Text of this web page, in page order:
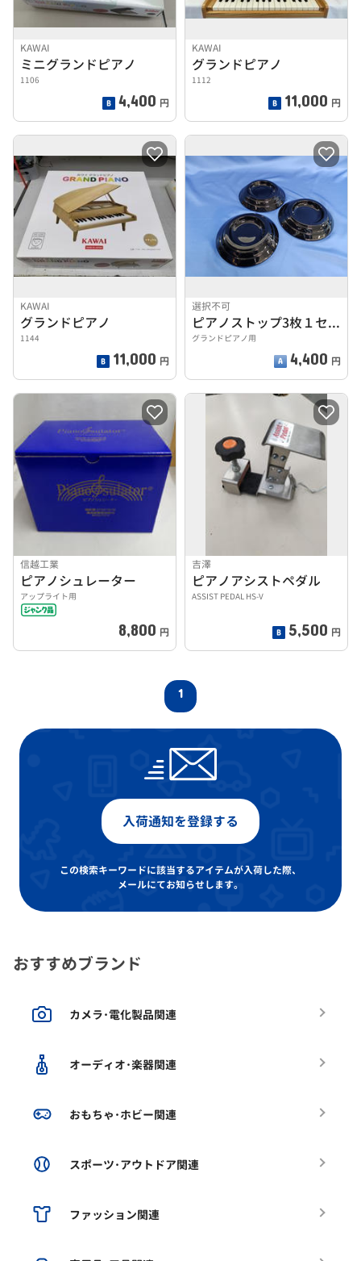
KAWAI
ミニグランドピアノ
1106
4,400 円
KAWAI
グランドピアノ
1112
11,000 円
KAWAI
グランドピアノ
1144
11,000 円
選択不可
ピアノストップ3枚１セット
グランドピアノ用
4,400 円
信越工業
ピアノシュレーター
アップライト用
8,800 円
吉澤
ピアノアシストペダル
ASSIST PEDAL HS-V
5,500 円
1
入荷通知を登録する
この検索キーワードに該当するアイテムが入荷した際、
メールにてお知らせします。
おすすめブランド
カメラ･電化製品関連
オーディオ･楽器関連
おもちゃ･ホビー関連
スポーツ･アウトドア関連
ファッション関連